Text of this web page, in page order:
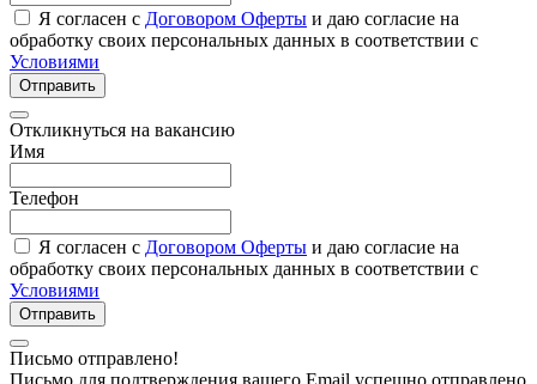
Я согласен с Договором Оферты и даю согласие на
обработку своих персональных данных в соответствии с
Условиями
Отправить
Откликнуться на вакансию
Имя
Телефон
Я согласен с Договором Оферты и даю согласие на
обработку своих персональных данных в соответствии с
Условиями
Отправить
Письмо отправлено!
Письмо для подтверждения вашего Email успешно отправлено